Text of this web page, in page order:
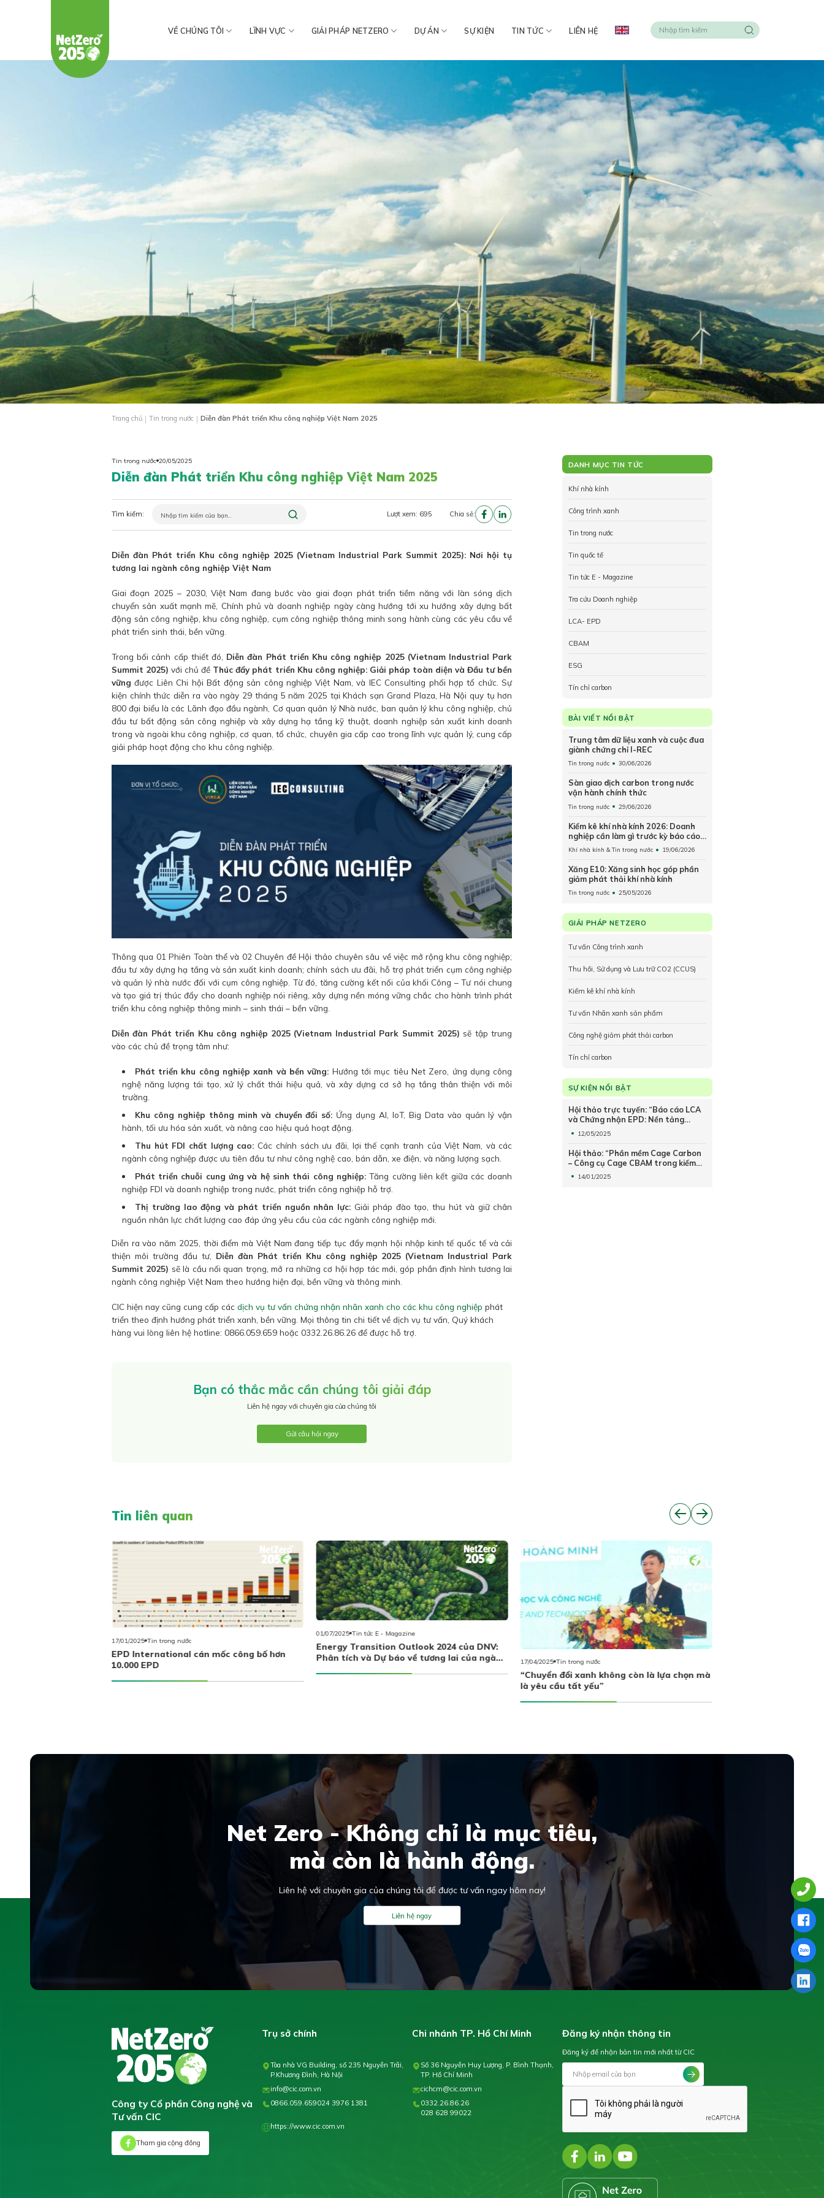
VỀ CHÚNG TÔI LĨNH VỰC GIẢI PHÁP NETZERO DỰ ÁN SỰ KIỆN TIN TỨC LIÊN HỆ
Trang chủ | Tin trong nước | Diễn đàn Phát triển Khu công nghiệp Việt Nam 2025
Tin trong nước 20/05/2025
Diễn đàn Phát triển Khu công nghiệp Việt Nam 2025
Tìm kiếm: Lượt xem: 695 Chia sẻ:
Diễn đàn Phát triển Khu công nghiệp 2025 (Vietnam Industrial Park Summit 2025): Nơi hội tụ
tương lai ngành công nghiệp Việt Nam
Giai đoạn 2025 – 2030, Việt Nam đang bước vào giai đoạn phát triển tiềm năng với làn sóng dịch
chuyển sản xuất mạnh mẽ, Chính phủ và doanh nghiệp ngày càng hướng tới xu hướng xây dựng bất
động sản công nghiệp, khu công nghiệp, cụm công nghiệp thông minh song hành cùng các yêu cầu về
phát triển sinh thái, bền vững.
Trong bối cảnh cấp thiết đó, Diễn đàn Phát triển Khu công nghiệp 2025 (Vietnam Industrial Park
Summit 2025) với chủ đề Thúc đẩy phát triển Khu công nghiệp: Giải pháp toàn diện và Đầu tư bền
vững được Liên Chi hội Bất động sản công nghiệp Việt Nam, và IEC Consulting phối hợp tổ chức. Sự
kiện chính thức diễn ra vào ngày 29 tháng 5 năm 2025 tại Khách sạn Grand Plaza, Hà Nội quy tụ hơn
800 đại biểu là các Lãnh đạo đầu ngành, Cơ quan quản lý Nhà nước, ban quản lý khu công nghiệp, chủ
đầu tư bất động sản công nghiệp và xây dựng hạ tầng kỹ thuật, doanh nghiệp sản xuất kinh doanh
trong và ngoài khu công nghiệp, cơ quan, tổ chức, chuyên gia cấp cao trong lĩnh vực quản lý, cung cấp
giải pháp hoạt động cho khu công nghiệp.
Thông qua 01 Phiên Toàn thể và 02 Chuyên đề Hội thảo chuyên sâu về việc mở rộng khu công nghiệp;
đầu tư xây dựng hạ tầng và sản xuất kinh doanh; chính sách ưu đãi, hỗ trợ phát triển cụm công nghiệp
và quản lý nhà nước đối với cụm công nghiệp. Từ đó, tăng cường kết nối của khối Công – Tư nói chung
và tạo giá trị thúc đẩy cho doanh nghiệp nói riêng, xây dựng nền móng vững chắc cho hành trình phát
triển khu công nghiệp thông minh – sinh thái – bền vững.
Diễn đàn Phát triển Khu công nghiệp 2025 (Vietnam Industrial Park Summit 2025) sẽ tập trung
vào các chủ đề trọng tâm như:
Phát triển khu công nghiệp xanh và bền vững: Hướng tới mục tiêu Net Zero, ứng dụng công
nghệ năng lượng tái tạo, xử lý chất thải hiệu quả, và xây dựng cơ sở hạ tầng thân thiện với môi
trường.
Khu công nghiệp thông minh và chuyển đổi số: Ứng dụng AI, IoT, Big Data vào quản lý vận
hành, tối ưu hóa sản xuất, và nâng cao hiệu quả hoạt động.
Thu hút FDI chất lượng cao: Các chính sách ưu đãi, lợi thế cạnh tranh của Việt Nam, và các
ngành công nghiệp được ưu tiên đầu tư như công nghệ cao, bán dẫn, xe điện, và năng lượng sạch.
Phát triển chuỗi cung ứng và hệ sinh thái công nghiệp:Tăng cường liên kết giữa các doanh
nghiệp FDI và doanh nghiệp trong nước, phát triển công nghiệp hỗ trợ.
Thị trường lao động và phát triển nguồn nhân lực: Giải pháp đào tạo, thu hút và giữ chân
nguồn nhân lực chất lượng cao đáp ứng yêu cầu của các ngành công nghiệp mới.
Diễn ra vào năm 2025, thời điểm mà Việt Nam đang tiếp tục đẩy mạnh hội nhập kinh tế quốc tế và cải
thiện môi trường đầu tư, Diễn đàn Phát triển Khu công nghiệp 2025 (Vietnam Industrial Park
Summit 2025) sẽ là cầu nối quan trọng, mở ra những cơ hội hợp tác mới, góp phần định hình tương lai
ngành công nghiệp Việt Nam theo hướng hiện đại, bền vững và thông minh.
CIC hiện nay cũng cung cấp các dịch vụ tư vấn chứng nhận nhãn xanh cho các khu công nghiệp phát
triển theo định hướng phát triển xanh, bền vững. Mọi thông tin chi tiết về dịch vụ tư vấn, Quý khách
hàng vui lòng liên hệ hotline: 0866.059.659 hoặc 0332.26.86.26 để được hỗ trợ.
Bạn có thắc mắc cần chúng tôi giải đáp
Liên hệ ngay với chuyên gia của chúng tôi
Gửi câu hỏi ngay
DANH MỤC TIN TỨC
Khí nhà kính
Công trình xanh
Tin trong nước
Tin quốc tế
Tin tức E - Magazine
Tra cứu Doanh nghiệp
LCA- EPD
CBAM
ESG
Tín chỉ carbon
BÀI VIẾT NỔI BẬT
Trung tâm dữ liệu xanh và cuộc đua
giành chứng chỉ I-REC
Tin trong nước 30/06/2026
Sàn giao dịch carbon trong nước
vận hành chính thức
Tin trong nước 29/06/2026
Kiểm kê khí nhà kính 2026: Doanh
nghiệp cần làm gì trước kỳ báo cáo
và nộp trả hạn ngạch 2027?
Khí nhà kính & Tin trong nước 19/06/2026
Xăng E10: Xăng sinh học góp phần
giảm phát thải khí nhà kính
Tin trong nước 25/05/2026
GIẢI PHÁP NETZERO
Tư vấn Công trình xanh
Thu hồi, Sử dụng và Lưu trữ CO2 (CCUS)
Kiểm kê khí nhà kính
Tư vấn Nhãn xanh sản phẩm
Công nghệ giảm phát thải carbon
Tín chỉ carbon
SỰ KIỆN NỔI BẬT
Hội thảo trực tuyến: “Báo cáo LCA
và Chứng nhận EPD: Nền tảng
hướng tới sản xuất xanh và phát
triển bền vững”
12/05/2025
Hội thảo: “Phần mềm Cage Carbon
– Công cụ Cage CBAM trong kiểm
kê phát thải khí nhà kính và lập hồ
sơ CBAM – Thuế carbon Châu Âu”
14/01/2025
Tin liên quan
17/01/2025 Tin trong nước
EPD International cán mốc công bố hơn
10.000 EPD
01/07/2025 Tin tức E - Magazine
Energy Transition Outlook 2024 của DNV:
Phân tích và Dự báo về tương lai của ngành
17/04/2025 Tin trong nước
“Chuyển đổi xanh không còn là lựa chọn mà
là yêu cầu tất yếu”
Net Zero - Không chỉ là mục tiêu,
mà còn là hành động.
Liên hệ với chuyên gia của chúng tôi để được tư vấn ngay hôm nay!
Liên hệ ngay
Công ty Cổ phần Công nghệ và
Tư vấn CIC
Tham gia cộng đồng
Trụ sở chính
Tòa nhà VG Building, số 235 Nguyễn Trãi,
P.Khương Đình, Hà Nội
info@cic.com.vn
0866.059.659024 3976 1381
https://www.cic.com.vn
Chi nhánh TP. Hồ Chí Minh
Số 36 Nguyễn Huy Lượng, P. Bình Thạnh,
TP. Hồ Chí Minh
cichcm@cic.com.vn
0332.26.86.26
028 628 99022
Đăng ký nhận thông tin
Đăng ký để nhận bản tin mới nhất từ CIC